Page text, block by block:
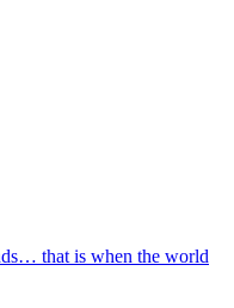
that is when the world